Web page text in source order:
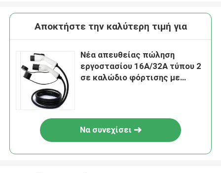
Αποκτήστε την καλύτερη τιμή για
Νέα απευθείας πώληση
εργοστασίου 16A/32A τύπου 2
σε καλώδιο φόρτισης με
Να συνεχίσει